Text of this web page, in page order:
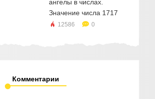
ангелы в числах.
Значение числа 1717
12586 0
Комментарии